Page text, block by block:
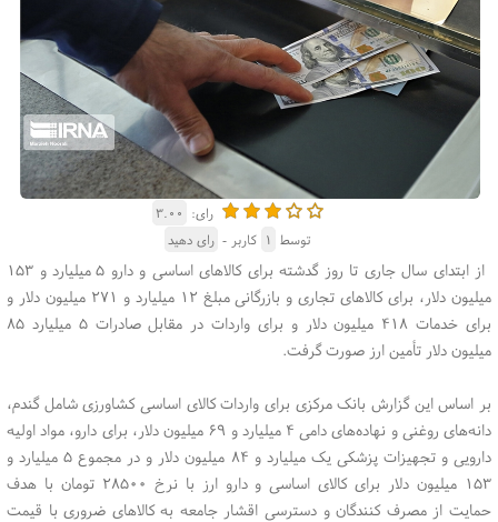
رای: ۳.۰۰
توسط ۱ کاربر - رای دهید
از ابتدای سال جاری تا روز گدشته برای کالاهای اساسی و دارو ۵ میلیارد و ۱۵۳
میلیون دلار، ‌برای کالاهای تجاری و بازرگانی مبلغ ۱۲ میلیارد و ۲۷۱ میلیون دلار و
برای خدمات ۴۱۸ میلیون دلار و برای واردات در مقابل صادرات ۵ میلیارد ۸۵
میلیون دلار تأمین ارز صورت گرفت.
بر اساس این گزارش بانک مرکزی برای واردات کالای اساسی کشاورزی شامل گندم،
دانه‌های روغنی و نهاده‌های دامی ۴ میلیارد و ۶۹ میلیون دلار، برای دارو، مواد اولیه
دارویی و تجهیزات پزشکی یک میلیارد و ۸۴ میلیون دلار و در مجموع ۵ میلیارد و
۱۵۳ میلیون دلار برای کالای اساسی و دارو ارز با نرخ ۲۸۵۰۰ تومان با هدف
حمایت از مصرف کنندگان و دسترسی اقشار جامعه به کالاهای ضروری با قیمت